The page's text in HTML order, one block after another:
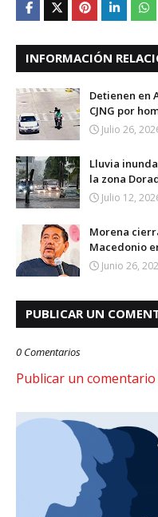
INFORMACIÓN
Detienen en
CJNG por
Julio 26,
Lluvia
la zona
Julio 12,
Morena
Macedonio
Junio 26,
PUBLICAR UN
0 Comentarios
Publicar un comentario